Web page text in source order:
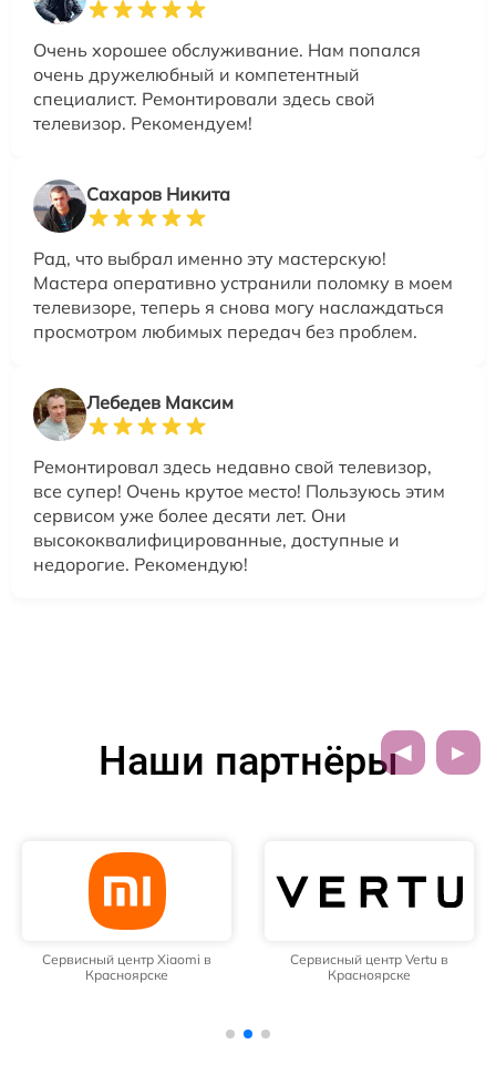
Очень хорошее обслуживание. Нам попался
очень дружелюбный и компетентный
специалист. Ремонтировали здесь свой
телевизор. Рекомендуем!
Сахаров Никита
Рад, что выбрал именно эту мастерскую!
Мастера оперативно устранили поломку в моем
телевизоре, теперь я снова могу наслаждаться
просмотром любимых передач без проблем.
Лебедев Максим
Ремонтировал здесь недавно свой телевизор,
все супер! Очень крутое место! Пользуюсь этим
сервисом уже более десяти лет. Они
высококвалифицированные, доступные и
недорогие. Рекомендую!
Наши партнёры
Сервисный центр Xiaomi в
Красноярске
Сервисный центр Vertu в
Красноярске